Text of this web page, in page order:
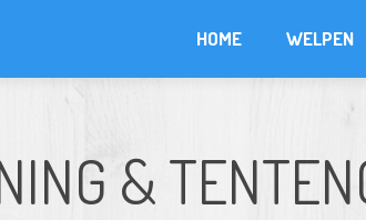
HOME WELPEN
&